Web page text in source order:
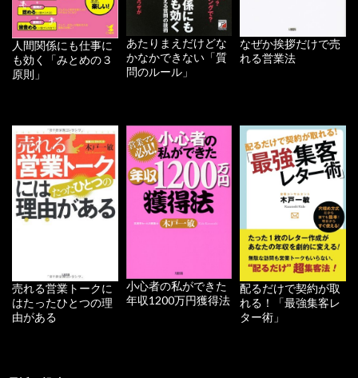
人間関係にも仕事に
も効く「みとめの３
原則」
あたりまえだけどな
かなかできない「質
問のルール」
なぜか挨拶だけで売
れる営業法
売れる営業トークに
はたったひとつの理
由がある
小心者の私ができた
年収1200万円獲得法
配るだけで契約が取
れる！「最強集客レ
ター術」